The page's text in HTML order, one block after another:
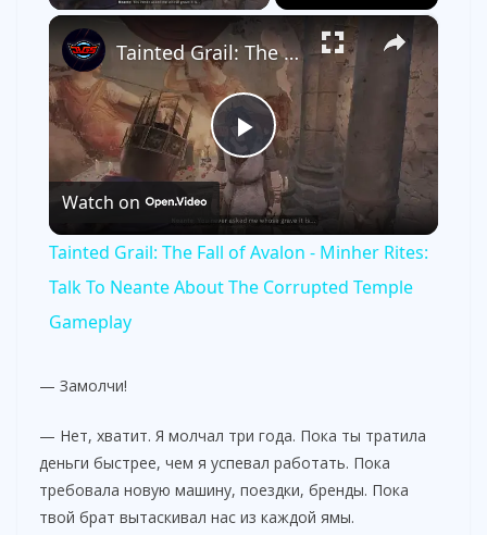
×
P
l
a
i
Tainted Grail: The Fall of Avalon - Minher Rites: Talk To Neante About The Corrupted Temple Gameplay
Watch on
Tainted Grail: The Fall of Avalon - Minher Rites:
Talk To Neante About The Corrupted Temple
Gameplay
— Замолчи!
— Нет, хватит. Я молчал три года. Пока ты тратила
деньги быстрее, чем я успевал работать. Пока
требовала новую машину, поездки, бренды. Пока
твой брат вытаскивал нас из каждой ямы.